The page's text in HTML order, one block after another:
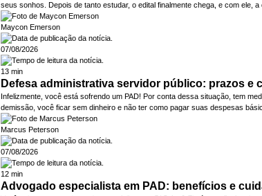
seus sonhos. Depois de tanto estudar, o edital finalmente chega, e com ele,
Maycon Emerson
07/08/2026
13 min
Defesa administrativa servidor público: prazos e
Infelizmente, você está sofrendo um PAD! Por conta dessa situação, tem
demissão, você ficar sem dinheiro e não ter como pagar suas despesas
Marcus Peterson
07/08/2026
12 min
Advogado especialista em PAD: benefícios e